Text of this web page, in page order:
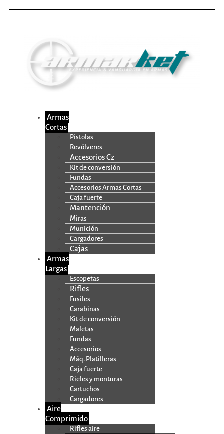
Armas
Cortas
Pistolas
Revólveres
Accesorios Cz
Kit de conversión
Fundas
Accesorios Armas Cortas
Caja fuerte
Mantención
Miras
Munición
Cargadores
Cajas
Armas
Largas
Escopetas
Rifles
Fusiles
Carabinas
Kit de conversión
Maletas
Fundas
Accesorios
Máq. Platilleras
Caja fuerte
Rieles y monturas
Cartuchos
Cargadores
Aire
Comprimido
Rifles aire